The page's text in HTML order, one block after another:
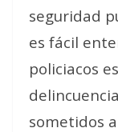
seguridad
es fácil
policiacos
sometidos